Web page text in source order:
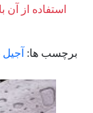
استفاده از آن
برچسب ها: آجیل